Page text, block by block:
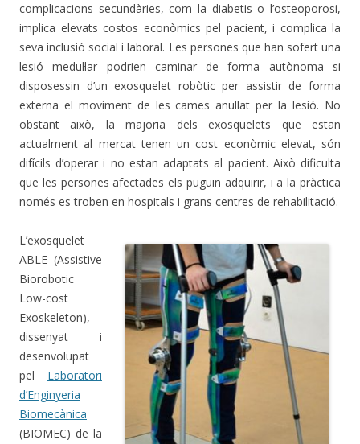
complicacions secundàries, com la diabetis o l’osteoporosi,
implica elevats costos econòmics pel pacient, i complica la
seva inclusió social i laboral. Les persones que han sofert una
lesió medul·lar podrien caminar de forma autònoma si
disposessin d’un exosquelet robòtic per assistir de forma
externa el moviment de les cames anul·lat per la lesió. No
obstant això, la majoria dels exosquelets que estan
actualment al mercat tenen un cost econòmic elevat, són
difícils d’operar i no estan adaptats al pacient. Això dificulta
que les persones afectades els puguin adquirir, i a la pràctica
només es troben en hospitals i grans centres de rehabilitació.
L’exosquelet
ABLE (Assistive
Biorobotic
Low-cost
Exoskeleton),
dissenyat i
desenvolupat
pel Laboratori
d’Enginyeria
Biomecànica
(BIOMEC) de la